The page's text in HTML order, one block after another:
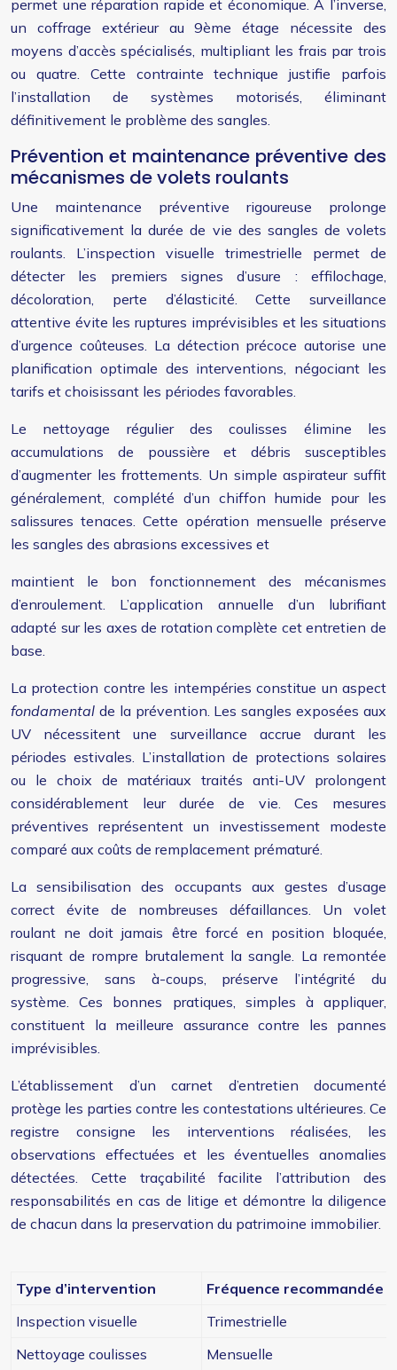
permet une réparation rapide et économique. À l’inverse,
un coffrage extérieur au 9ème étage nécessite des
moyens d’accès spécialisés, multipliant les frais par trois
ou quatre. Cette contrainte technique justifie parfois
l’installation de systèmes motorisés, éliminant
définitivement le problème des sangles.
Prévention et maintenance préventive des
mécanismes de volets roulants
Une maintenance préventive rigoureuse prolonge
significativement la durée de vie des sangles de volets
roulants. L’inspection visuelle trimestrielle permet de
détecter les premiers signes d’usure : effilochage,
décoloration, perte d’élasticité. Cette surveillance
attentive évite les ruptures imprévisibles et les situations
d’urgence coûteuses. La détection précoce autorise une
planification optimale des interventions, négociant les
tarifs et choisissant les périodes favorables.
Le nettoyage régulier des coulisses élimine les
accumulations de poussière et débris susceptibles
d’augmenter les frottements. Un simple aspirateur suffit
généralement, complété d’un chiffon humide pour les
salissures tenaces. Cette opération mensuelle préserve
les sangles des abrasions excessives et
maintient le bon fonctionnement des mécanismes
d’enroulement. L’application annuelle d’un lubrifiant
adapté sur les axes de rotation complète cet entretien de
base.
La protection contre les intempéries constitue un aspect
fondamental de la prévention. Les sangles exposées aux
UV nécessitent une surveillance accrue durant les
périodes estivales. L’installation de protections solaires
ou le choix de matériaux traités anti-UV prolongent
considérablement leur durée de vie. Ces mesures
préventives représentent un investissement modeste
comparé aux coûts de remplacement prématuré.
La sensibilisation des occupants aux gestes d’usage
correct évite de nombreuses défaillances. Un volet
roulant ne doit jamais être forcé en position bloquée,
risquant de rompre brutalement la sangle. La remontée
progressive, sans à-coups, préserve l’intégrité du
système. Ces bonnes pratiques, simples à appliquer,
constituent la meilleure assurance contre les pannes
imprévisibles.
L’établissement d’un carnet d’entretien documenté
protège les parties contre les contestations ultérieures. Ce
registre consigne les interventions réalisées, les
observations effectuées et les éventuelles anomalies
détectées. Cette traçabilité facilite l’attribution des
responsabilités en cas de litige et démontre la diligence
de chacun dans la preservation du patrimoine immobilier.
Type d’intervention Fréquence recommandée
Inspection visuelle
Trimestrielle
Nettoyage coulisses
Mensuelle